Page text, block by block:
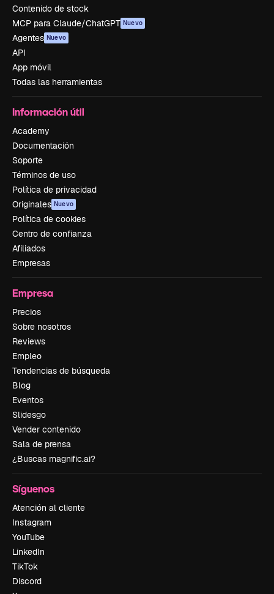
Contenido de stock
MCP para Claude/ChatGPT Nuevo
Agentes Nuevo
API
App móvil
Todas las herramientas
Información útil
Academy
Documentación
Soporte
Términos de uso
Política de privacidad
Originales Nuevo
Política de cookies
Centro de confianza
Afiliados
Empresas
Empresa
Precios
Sobre nosotros
Reviews
Empleo
Tendencias de búsqueda
Blog
Eventos
Slidesgo
Vender contenido
Sala de prensa
¿Buscas magnific.ai?
Síguenos
Atención al cliente
Instagram
YouTube
LinkedIn
TikTok
Discord